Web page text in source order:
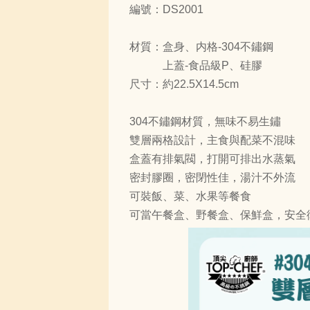
編號：DS2001
材質：盒身、内格-304不鏽鋼
上蓋-食品級P、硅膠
尺寸：約22.5X14.5cm
304不鏽鋼材質，無味不易生鏽
雙層兩格設計，主食與配菜不混味
盒蓋有排氣閥，打開可排出水蒸氣
密封膠圈，密閉性佳，湯汁不外流
可裝飯、菜、水果等餐食
可當午餐盒、野餐盒、保鮮盒，安全